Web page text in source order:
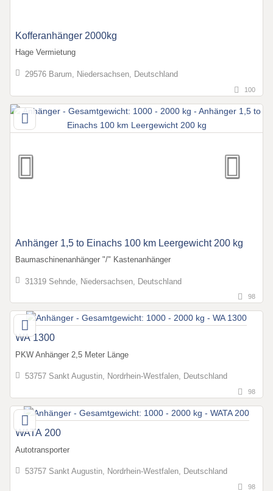
Kofferanhänger 2000kg
Hage Vermietung
29576 Barum, Niedersachsen, Deutschland
100
Anhänger 1,5 to Einachs 100 km Leergewicht 200 kg
Baumaschinenanhänger "/" Kastenanhänger
31319 Sehnde, Niedersachsen, Deutschland
98
WA 1300
PKW Anhänger 2,5 Meter Länge
53757 Sankt Augustin, Nordrhein-Westfalen, Deutschland
98
WATA 200
Autotransporter
53757 Sankt Augustin, Nordrhein-Westfalen, Deutschland
98